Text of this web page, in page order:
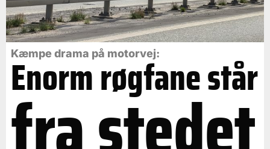
Kæmpe drama på motorvej:
Enorm røgfane står